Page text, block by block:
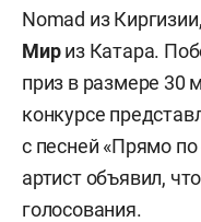
Nomad из
Мириз Катара.
приз в размере 30
конкурсе
с песней «Прямо
артист объявил,
голосования.